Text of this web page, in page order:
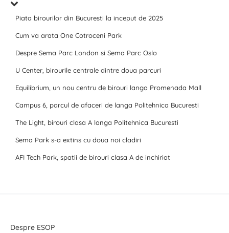
Piata birourilor din Bucuresti la inceput de 2025
Cum va arata One Cotroceni Park
Despre Sema Parc London si Sema Parc Oslo
U Center, birourile centrale dintre doua parcuri
Equilibrium, un nou centru de birouri langa Promenada Mall
Campus 6, parcul de afaceri de langa Politehnica Bucuresti
The Light, birouri clasa A langa Politehnica Bucuresti
Sema Park s-a extins cu doua noi cladiri
AFI Tech Park, spatii de birouri clasa A de inchiriat
Despre ESOP